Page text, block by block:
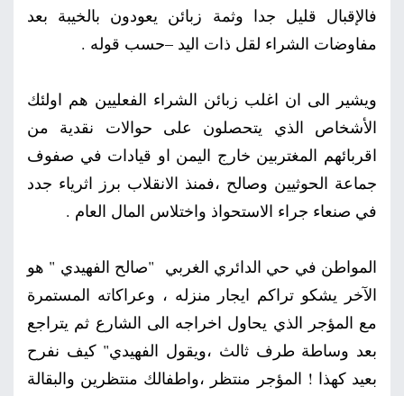
فالإقبال قليل جدا وثمة زبائن يعودون بالخيبة بعد
مفاوضات الشراء لقل ذات اليد –حسب قوله .
ويشير الى ان اغلب زبائن الشراء الفعليين هم اولئك
الأشخاص الذي يتحصلون على حوالات نقدية من
اقربائهم المغتربين خارج اليمن او قيادات في صفوف
جماعة الحوثيين وصالح ،فمنذ الانقلاب برز اثرياء جدد
في صنعاء جراء الاستحواذ واختلاس المال العام .
المواطن في حي الدائري الغربي "صالح الفهيدي " هو
الآخر يشكو تراكم ايجار منزله ، وعراكاته المستمرة
مع المؤجر الذي يحاول اخراجه الى الشارع ثم يتراجع
بعد وساطة طرف ثالث ،ويقول الفهيدي" كيف نفرح
بعيد كهذا ! المؤجر منتظر ،واطفالك منتظرين والبقالة